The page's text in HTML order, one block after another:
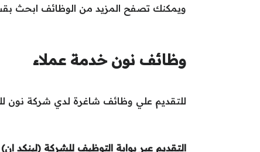
ويمكنك تصفح المزيد من الوظائف ابحث
وظائف نون خدمة عملاء
للتقديم علي وظائف شاغرة لدي شركة نون
التقديم عبر بوابة التوظيف للشركة (لينكد